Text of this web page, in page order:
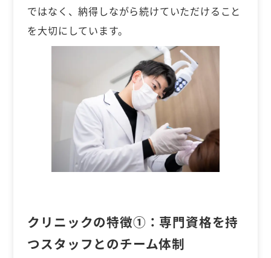
ではなく、納得しながら続けていただけること
を大切にしています。
クリニックの特徴①： 専門資格を持
つスタッフとのチーム体制